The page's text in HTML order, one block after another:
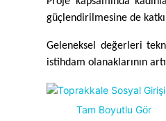
güçlendirilmesine de
Geleneksel değerleri
istihdam olanaklarının
Tam Boyutlu Gör